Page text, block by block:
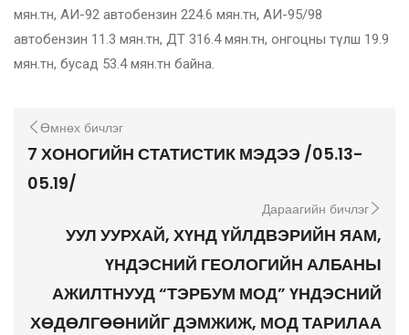
мян.тн, АИ-92 автобензин 224.6 мян.тн, АИ-95/98
автобензин 11.3 мян.тн, ДТ 316.4 мян.тн, онгоцны түлш 19.9
мян.тн, бусад 53.4 мян.тн байна.
Өмнөх бичлэг
7 ХОНОГИЙН СТАТИСТИК МЭДЭЭ /05.13-
05.19/
Дараагийн бичлэг
УУЛ УУРХАЙ, ХҮНД ҮЙЛДВЭРИЙН ЯАМ,
ҮНДЭСНИЙ ГЕОЛОГИЙН АЛБАНЫ
АЖИЛТНУУД “ТЭРБУМ МОД” ҮНДЭСНИЙ
ХӨДӨЛГӨӨНИЙГ ДЭМЖИЖ, МОД ТАРИЛАА